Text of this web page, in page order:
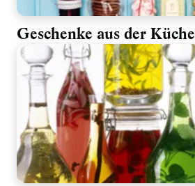
Geschenke aus der Küche